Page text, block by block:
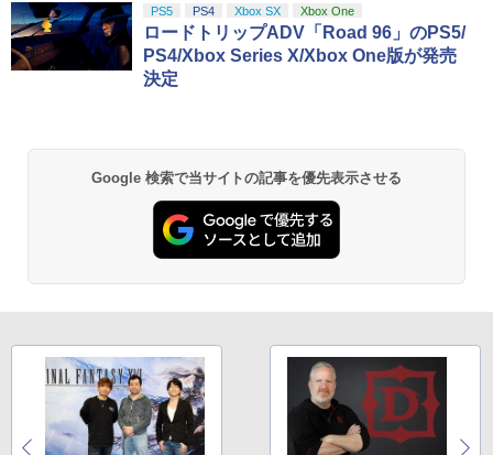
PS5 PS4 Xbox SX Xbox One
ロードトリップADV「Road 96」のPS5/
PS4/Xbox Series X/Xbox One版が発売
決定
Google 検索で当サイトの記事を優先表示させる